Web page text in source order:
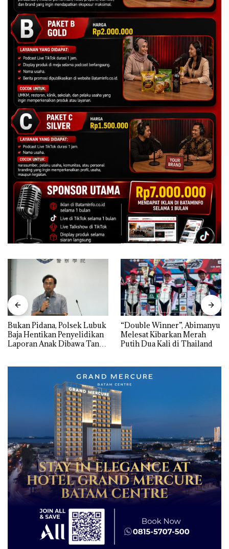
Bukan Pidana, Polsek Lubuk
Baja Hentikan Penyelidikan
Laporan Anak Dibawa Tanpa
“Double Winner”, Abimanyu
Melesat Kibarkan Merah
Putih Dua Kali di Thailand